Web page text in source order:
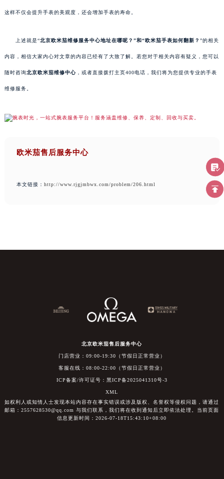
这样不仅会提升手表的美观度，还会增加手表的寿命。
上述就是“北京欧米茄维修服务中心地址在哪呢？”和“欧米茄手表如何翻新？ ”的相关
内容，相信大家内心对文章的内容已经有了大致了解。若您对于相关内容有疑义，您可以
随时咨询北京欧米茄维修中心，或者直接拨打主页400电话，我们将为您提供专业的手表
维修服务。
欧米茄售后服务中心
本文链接： http://www.rjgjmbwx.com/problem/206.html
北京欧米茄售后服务中心
门店营业：09:00-19:30（节假日正常营业）
客服在线：08:00-22:00（节假日正常营业）
ICP备案/许可证号：黑ICP备2025041310号-3
XML
如权利人或知情人士发现本站内容存在事实错误或涉及版权、名誉权等侵权问题，请通过
邮箱：2557628530@qq.com 与我们联系，我们将在收到通知后立即依法处理。当前页面
信息更新时间：2026-07-18T15:43:10+08:00